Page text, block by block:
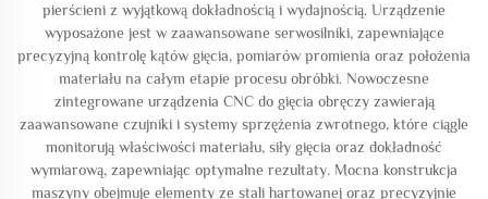
pierścieni z wyjątkową dokładnością i wydajnością. Urządzenie
wyposażone jest w zaawansowane serwosilniki, zapewniające
precyzyjną kontrolę kątów gięcia, pomiarów promienia oraz położenia
materiału na całym etapie procesu obróbki. Nowoczesne
zintegrowane urządzenia CNC do gięcia obręczy zawierają
zaawansowane czujniki i systemy sprzężenia zwrotnego, które ciągle
monitorują właściwości materiału, siły gięcia oraz dokładność
wymiarową, zapewniając optymalne rezultaty. Mocna konstrukcja
maszyny obejmuje elementy ze stali hartowanej oraz precyzyjnie